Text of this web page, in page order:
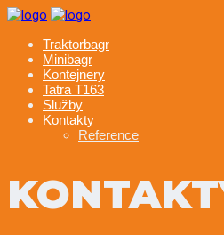
Skip
contentTraktorbagr
Minibagr
Kontejnery
Tatra T163
Služby
Kontakty
Reference